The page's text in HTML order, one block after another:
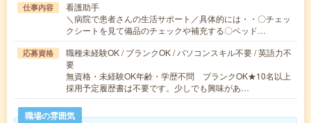
仕事内容
看護助手
＼病院で患者さんの生活サポート／具体的には・・〇チェッ
クシートを見て備品のチェックや補充する〇ベッド…
応募資格
職種未経験OK / ブランクOK / パソコンスキル不要 / 英語力不
要
無資格・未経験OK年齢・学歴不問 ブランクOK★10名以上
採用予定履歴書は不要です。少しでも興味があ…
職場の雰囲気